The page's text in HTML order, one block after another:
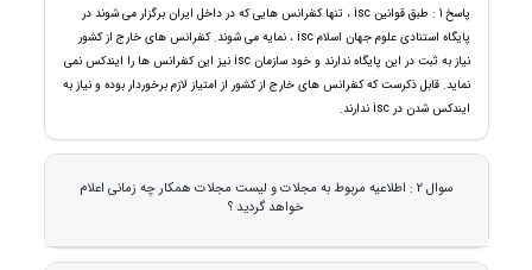
پاسخ 1 : طبق قوانین isc ، تنها کنفرانس هایی که در داخل ایران برگزار می شوند در
پایگاه استنادی علوم جهان اسلام isc ، نمایه می شوند. کنفرانس های خارج از کشور
نیاز به ثبت در این پایگاه ندارند و خود سازمان isc نیز این کنفرانس ها را ایندکس نمی
نماید. قابل ذکرست که کنفرانس های خارج از کشور از امتیاز لازم برخوردار بوده و نیاز به
ایندکس شدن در isc ندارند.
سوال 2 : اطلاعیه مربوط به مجلات و لیست مجلات همکار چه زمانی اعلام
خواهد گردید ؟